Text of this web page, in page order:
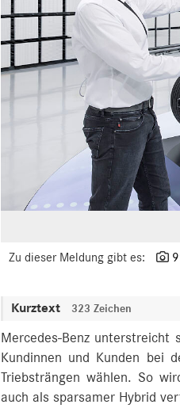
Zu dieser Meldung gibt es:
Kurztext 323 Zeichen
Mercedes-Benz unterstreicht
Kundinnen und Kunden bei
Triebsträngen wählen. So
auch als sparsamer Hybrid